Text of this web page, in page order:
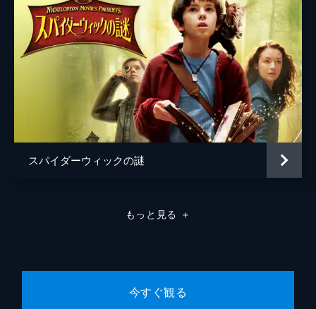
スパイダーウィックの謎
もっと見る ＋
今すぐ観る